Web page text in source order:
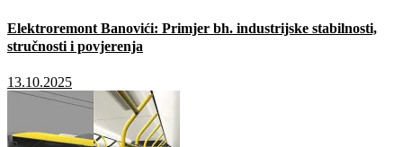
Elektroremont Banovići: Primjer bh. industrijske stabilnosti,
stručnosti i povjerenja
13.10.2025